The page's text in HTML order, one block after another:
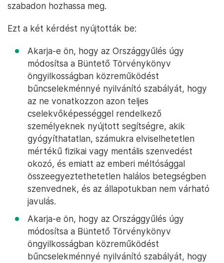
szabadon hozhassa meg.
Ezt a két kérdést nyújtották be:
Akarja-e ön, hogy az Országgyűlés úgy
módosítsa a Büntető Törvénykönyv
öngyilkosságban közreműködést
bűncselekménnyé nyilvánító szabályát, hogy
az ne vonatkozzon azon teljes
cselekvőképességgel rendelkező
személyeknek nyújtott segítségre, akik
gyógyíthatatlan, számukra elviselhetetlen
mértékű fizikai vagy mentális szenvedést
okozó, és emiatt az emberi méltósággal
összeegyeztethetetlen halálos betegségben
szenvednek, és az állapotukban nem várható
javulás.
Akarja-e ön, hogy az Országgyűlés úgy
módosítsa a Büntető Törvénykönyv
öngyilkosságban közreműködést
bűncselekménnyé nyilvánító szabályát, hogy